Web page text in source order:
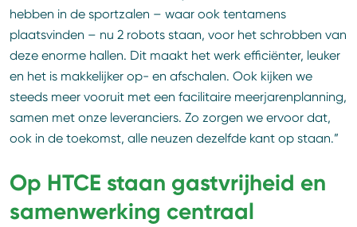
hebben in de sportzalen – waar ook tentamens
plaatsvinden – nu 2 robots staan, voor het schrobben van
deze enorme hallen. Dit maakt het werk efficiënter, leuker
en het is makkelijker op- en afschalen. Ook kijken we
steeds meer vooruit met een facilitaire meerjarenplanning,
samen met onze leveranciers. Zo zorgen we ervoor dat,
ook in de toekomst, alle neuzen dezelfde kant op staan.”
Op HTCE staan gastvrijheid en
samenwerking centraal